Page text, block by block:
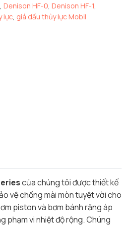
, Denison HF-0, Denison HF-1,
lực, giá dầu thủy lực Mobil
của chúng tôi được thiết kế
vệ chống mài mòn tuyệt vời cho
piston và bơm bánh răng áp
phạm vi nhiệt độ rộng. Chúng